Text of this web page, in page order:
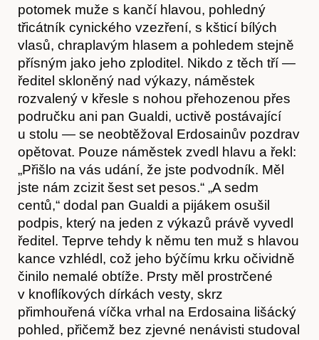
Články
potomek muže s kančí hlavou, pohledný
třicátník cynického vzezření, s kšticí bílých
vlasů, chraplavým hlasem a pohledem stejně
přísným jako jeho zploditel. Nikdo z těch tří —
ředitel skloněný nad výkazy, náměstek
rozvalený v křesle s nohou přehozenou přes
područku ani pan Gualdi, uctivě postávající
u stolu — se neobtěžoval Erdosainův pozdrav
opětovat. Pouze náměstek zvedl hlavu a řekl:
„Přišlo na vás udání, že jste podvodník. Měl
jste nám zcizit šest set pesos.“ „A sedm
centů,“ dodal pan Gualdi a pijákem osušil
podpis, který na jeden z výkazů právě vyvedl
ředitel. Teprve tehdy k němu ten muž s hlavou
kance vzhlédl, což jeho býčímu krku očividně
činilo nemalé obtíže. Prsty měl prostrčené
v knoflíkových dírkách vesty, skrz
přimhouřená víčka vrhal na Erdosaina lišácký
pohled, přičemž bez zjevné nenávisti studoval